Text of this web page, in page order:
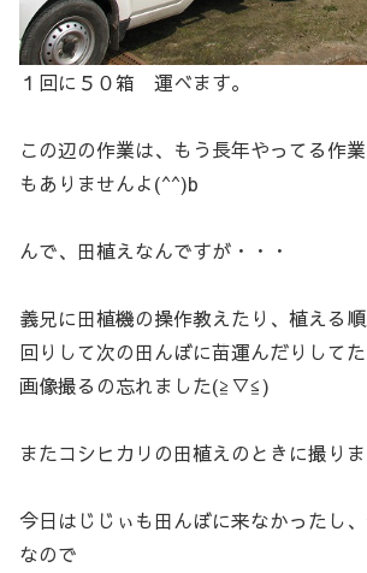
１回に５０箱 運べます。
この辺の作業は、もう長年やってる作
もありませんよ(^^)b
んで、田植えなんですが・・・
義兄に田植機の操作教えたり、植える
回りして次の田んぼに苗運んだりして
画像撮るの忘れました(≧▽≦)
またコシヒカリの田植えのときに撮り
今日はじじぃも田んぼに来なかったし
なので